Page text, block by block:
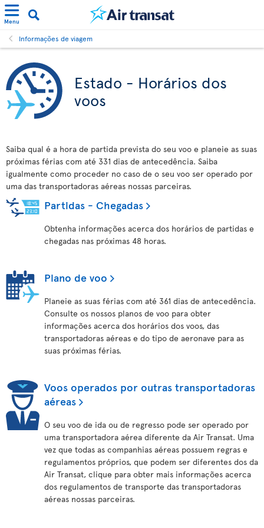
Menu
Informações de viagem
Estado - Horários dos
voos
Saiba qual é a hora de partida prevista do seu voo e planeie as suas
próximas férias com até 331 dias de antecedência. Saiba
igualmente como proceder no caso de o seu voo ser operado por
uma das transportadoras aéreas nossas parceiras.
Partidas - Chegadas
Obtenha informações acerca dos horários de partidas e
chegadas nas próximas 48 horas.
Plano de voo
Planeie as suas férias com até 361 dias de antecedência.
Consulte os nossos planos de voo para obter
informações acerca dos horários dos voos, das
transportadoras aéreas e do tipo de aeronave para as
suas próximas férias.
Voos operados por outras transportadoras
aéreas
O seu voo de ida ou de regresso pode ser operado por
uma transportadora aérea diferente da Air Transat. Uma
vez que todas as companhias aéreas possuem regras e
regulamentos próprios, que podem ser diferentes dos da
Air Transat, clique para obter mais informações acerca
dos regulamentos de transporte das transportadoras
aéreas nossas parceiras.